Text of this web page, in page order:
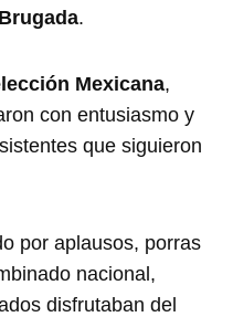
.
Mexicana,
con entusiasmo y
que siguieron
por aplausos, porras
nacional,
disfrutaban del